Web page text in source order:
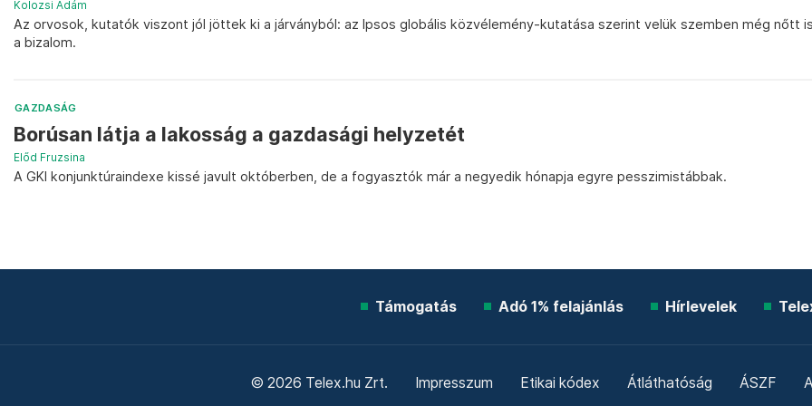
Kolozsi Ádám
Az orvosok, kutatók viszont jól jöttek ki a járványból: az Ipsos globális közvélemény-kutatása szerint velük szemben még nőtt is
a bizalom.
GAZDASÁG
Borúsan látja a lakosság a gazdasági helyzetét
Előd Fruzsina
A GKI konjunktúraindexe kissé javult októberben, de a fogyasztók már a negyedik hónapja egyre pesszimistábbak.
Támogatás Adó 1% felajánlás Hírlevelek
© 2026 Telex.hu Zrt. Impresszum Etikai kódex Átláthatóság ÁSZF